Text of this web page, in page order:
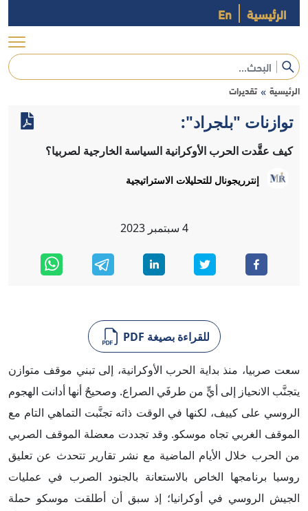
الرئيسية En
الرئيسية » تقديرات
توازنات "بلجراد":
كيف عقَّدت الحرب الأوكرانية السياسة الخارجية لصربيا؟
إنترريجونال للتحليلات الاستراتيجية
4 سبتمبر 2023
للقراءة بصيغة PDF
سعت صربيا، منذ بداية الحرب الأوكرانية، إلى تبني موقف متوازن
يتجنَّب الانحياز إلى أيٍّ من طرفَي الصراع. وصحيحٌ أنها أدانت الهجوم
الروسي على كييف، لكنها في الوقت ذاته تجنَّبت التماهي التام مع
الموقف الغربي تجاه موسكو. وقد تجددت معضلة الموقف الصربي
من الحرب خلال الأيام الماضية مع نشر تقارير تتحدث عن تعليق
روسيا برنامجها الخاص بالاستعانة بالجنود الصرب في عمليات
الجيش الروسي في أوكرانيا؛ إذ سبق أن أطلقت موسكو حملة